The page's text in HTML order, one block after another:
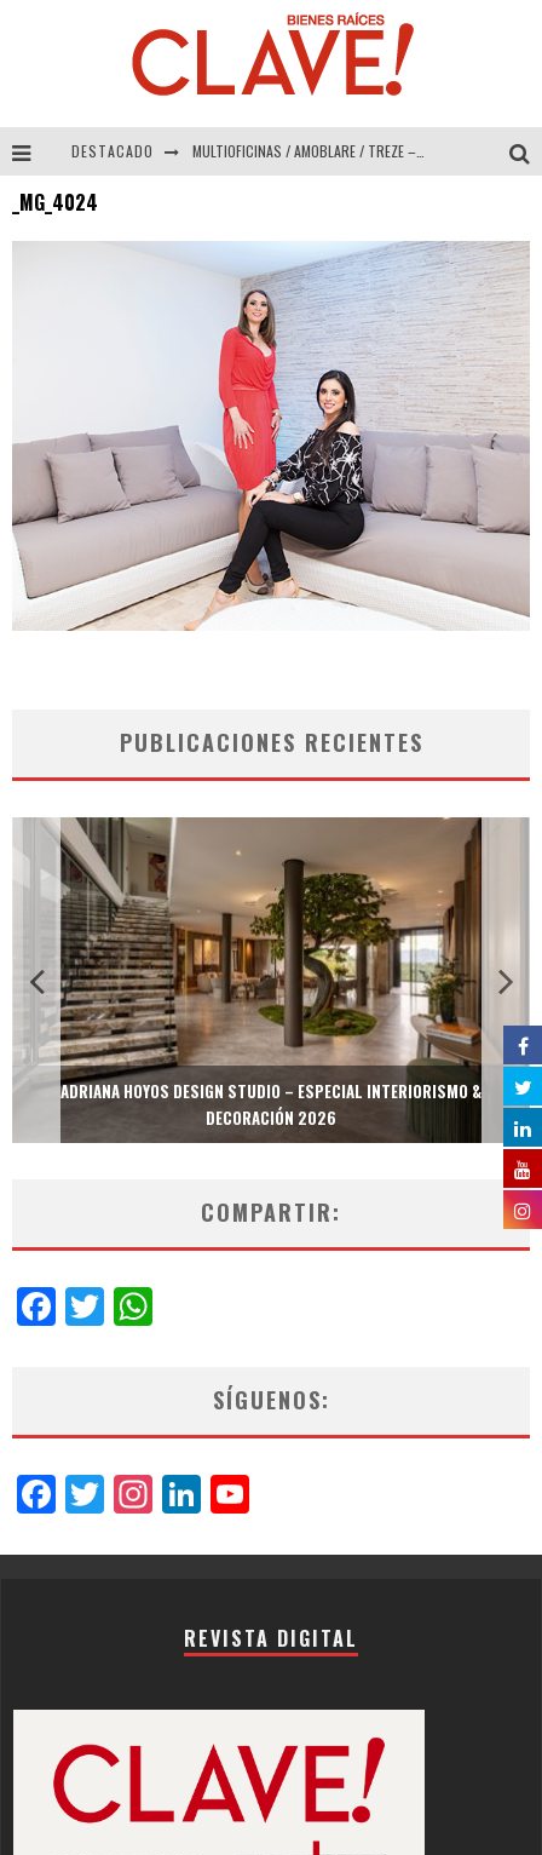
DESTACADO MULTIOFICINAS / AMOBLARE / TREZE – Especial Interiorismo & Decoración 2026
COLINEAL – Especial Interiorismo & Decoración 2026
ADRIANA HOYOS DESIGN STUDIO – Especial Interiorismo & Decoración 2026
_MG_4024
PUBLICACIONES RECIENTES
ADRIANA HOYOS DESIGN STUDIO – ESPECIAL INTERIORISMO &
DECORACIÓN 2026
COMPARTIR:
Facebook
Twitter
SÍGUENOS:
Facebook
Twitter
Instagram
LinkedIn
REVISTA DIGITAL